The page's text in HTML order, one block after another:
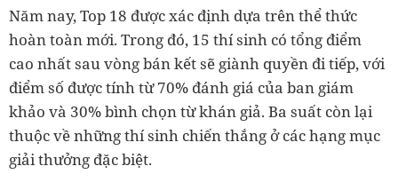
Năm nay, Top 18 được xác định dựa trên thể thức
hoàn toàn mới. Trong đó, 15 thí sinh có tổng điểm
cao nhất sau vòng bán kết sẽ giành quyền đi tiếp, với
điểm số được tính từ 70% đánh giá của ban giám
khảo và 30% bình chọn từ khán giả. Ba suất còn lại
thuộc về những thí sinh chiến thắng ở các hạng mục
giải thưởng đặc biệt.